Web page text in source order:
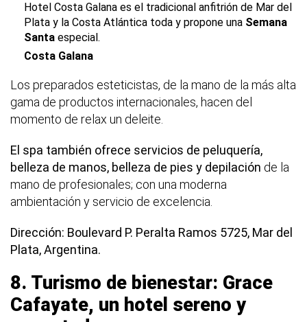
Hotel Costa Galana es el tradicional anfitrión de Mar del
Plata y la Costa Atlántica toda y propone una Semana
Santa especial.
Costa Galana
Los preparados esteticistas, de la mano de la más alta
gama de productos internacionales, hacen del
momento de relax un deleite.
El spa también ofrece servicios de peluquería,
belleza de manos, belleza de pies y depilación de la
mano de profesionales; con una moderna
ambientación y servicio de excelencia.
Dirección: Boulevard P. Peralta Ramos 5725, Mar del
Plata, Argentina.
8. Turismo de bienestar: Grace
Cafayate, un hotel sereno y